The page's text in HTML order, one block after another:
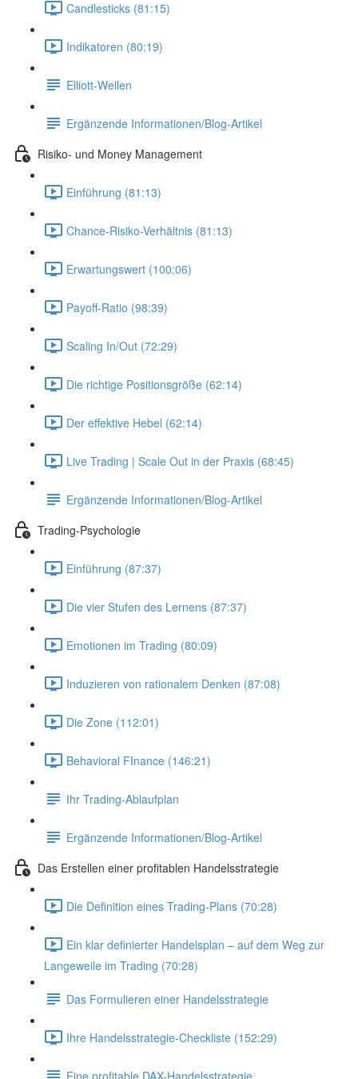
Candlesticks (81:15)
Indikatoren (80:19)
Elliott-Wellen
Ergänzende Informationen/Blog-Artikel
Risiko- und Money Management
Einführung (81:13)
Chance-Risiko-Verhältnis (81:13)
Erwartungswert (100:06)
Payoff-Ratio (98:39)
Scaling In/Out (72:29)
Die richtige Positionsgröße (62:14)
Der effektive Hebel (62:14)
Live Trading | Scale Out in der Praxis (68:45)
Ergänzende Informationen/Blog-Artikel
Trading-Psychologie
Einführung (87:37)
Die vier Stufen des Lernens (87:37)
Emotionen im Trading (80:09)
Induzieren von rationalem Denken (87:08)
Die Zone (112:01)
Behavioral FInance (146:21)
Ihr Trading-Ablaufplan
Ergänzende Informationen/Blog-Artikel
Das Erstellen einer profitablen Handelsstrategie
Die Definition eines Trading-Plans (70:28)
Ein klar definierter Handelsplan – auf dem Weg zur
Langeweile im Trading (70:28)
Das Formulieren einer Handelsstrategie
Ihre Handelsstrategie-Checkliste (152:29)
Eine profitable DAX-Handelsstrategie